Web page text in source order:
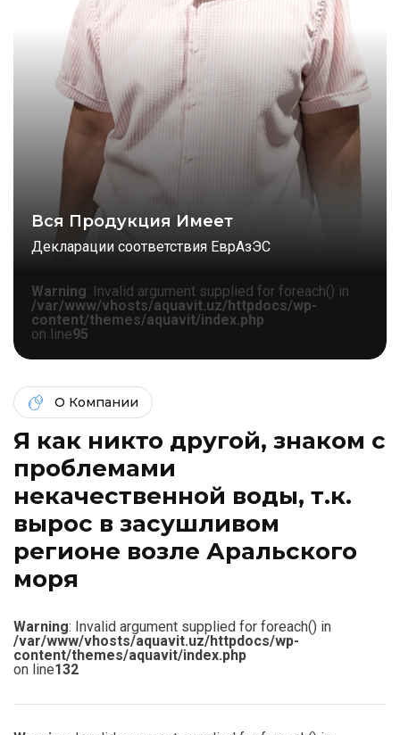
Вся Продукция Имеет
Декларации соответствия ЕврАзЭС
Warning: Invalid argument supplied for foreach() in
/var/www/vhosts/aquavit.uz/httpdocs/wp-
content/themes/aquavit/index.php
on line95
О Компании
Я как никто другой, знаком c
проблемами
некачественной воды, т.к.
вырос в засушливом
регионе возле Аральского
моря
Warning: Invalid argument supplied for foreach() in
/var/www/vhosts/aquavit.uz/httpdocs/wp-
content/themes/aquavit/index.php
on line132